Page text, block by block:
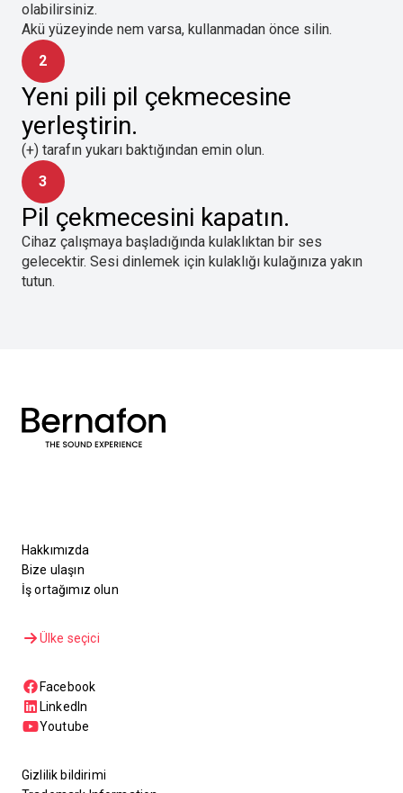
olabilirsiniz.
Akü yüzeyinde nem varsa, kullanmadan önce silin.
2
Yeni pili pil çekmecesine
yerleştirin.
(+) tarafın yukarı baktığından emin olun.
3
Pil çekmecesini kapatın.
Cihaz çalışmaya başladığında kulaklıktan bir ses
gelecektir. Sesi dinlemek için kulaklığı kulağınıza yakın
tutun.
Hakkımızda
Bize ulaşın
İş ortağımız olun
Gizlilik bildirimi
Ülke seçici
Facebook
LinkedIn
Youtube